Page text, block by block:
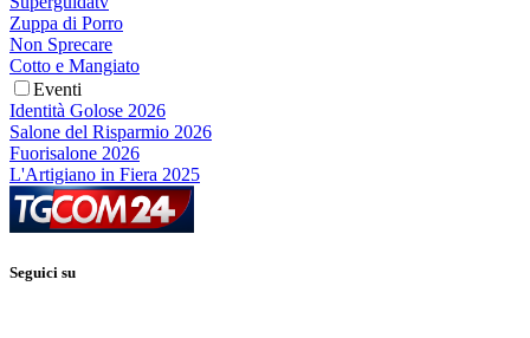
Zuppa di Porro
Non Sprecare
Cotto e Mangiato
Eventi
Identità Golose 2026
Salone del Risparmio 2026
Fuorisalone 2026
L'Artigiano in Fiera 2025
Seguici su